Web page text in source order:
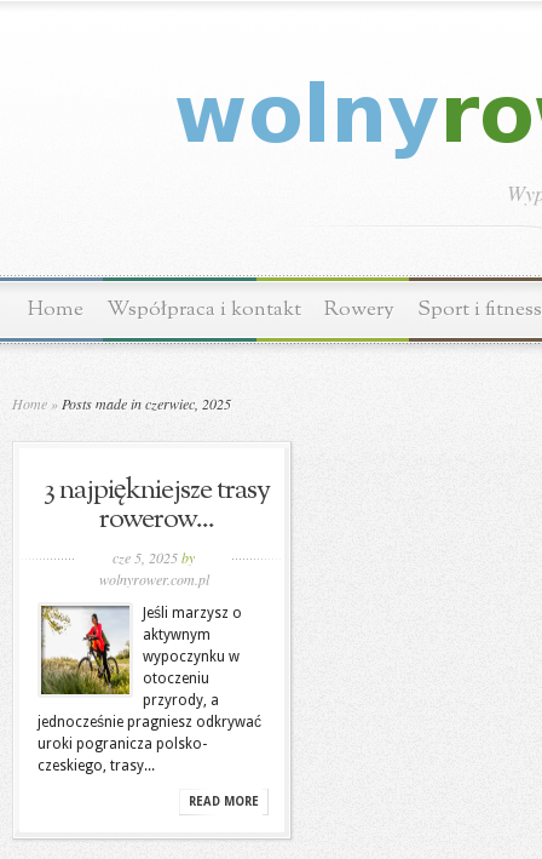
Home Współpraca i kontakt Rowery Sport i fitness
Home » Posts made in czerwiec, 2025
3 najpiękniejsze trasy
rowerow...
cze 5, 2025by
wolnyrower.com.pl
Jeśli marzysz o
aktywnym
wypoczynku w
otoczeniu
przyrody, a
jednocześnie pragniesz odkrywać
uroki pogranicza polsko-
czeskiego, trasy...
READ MORE